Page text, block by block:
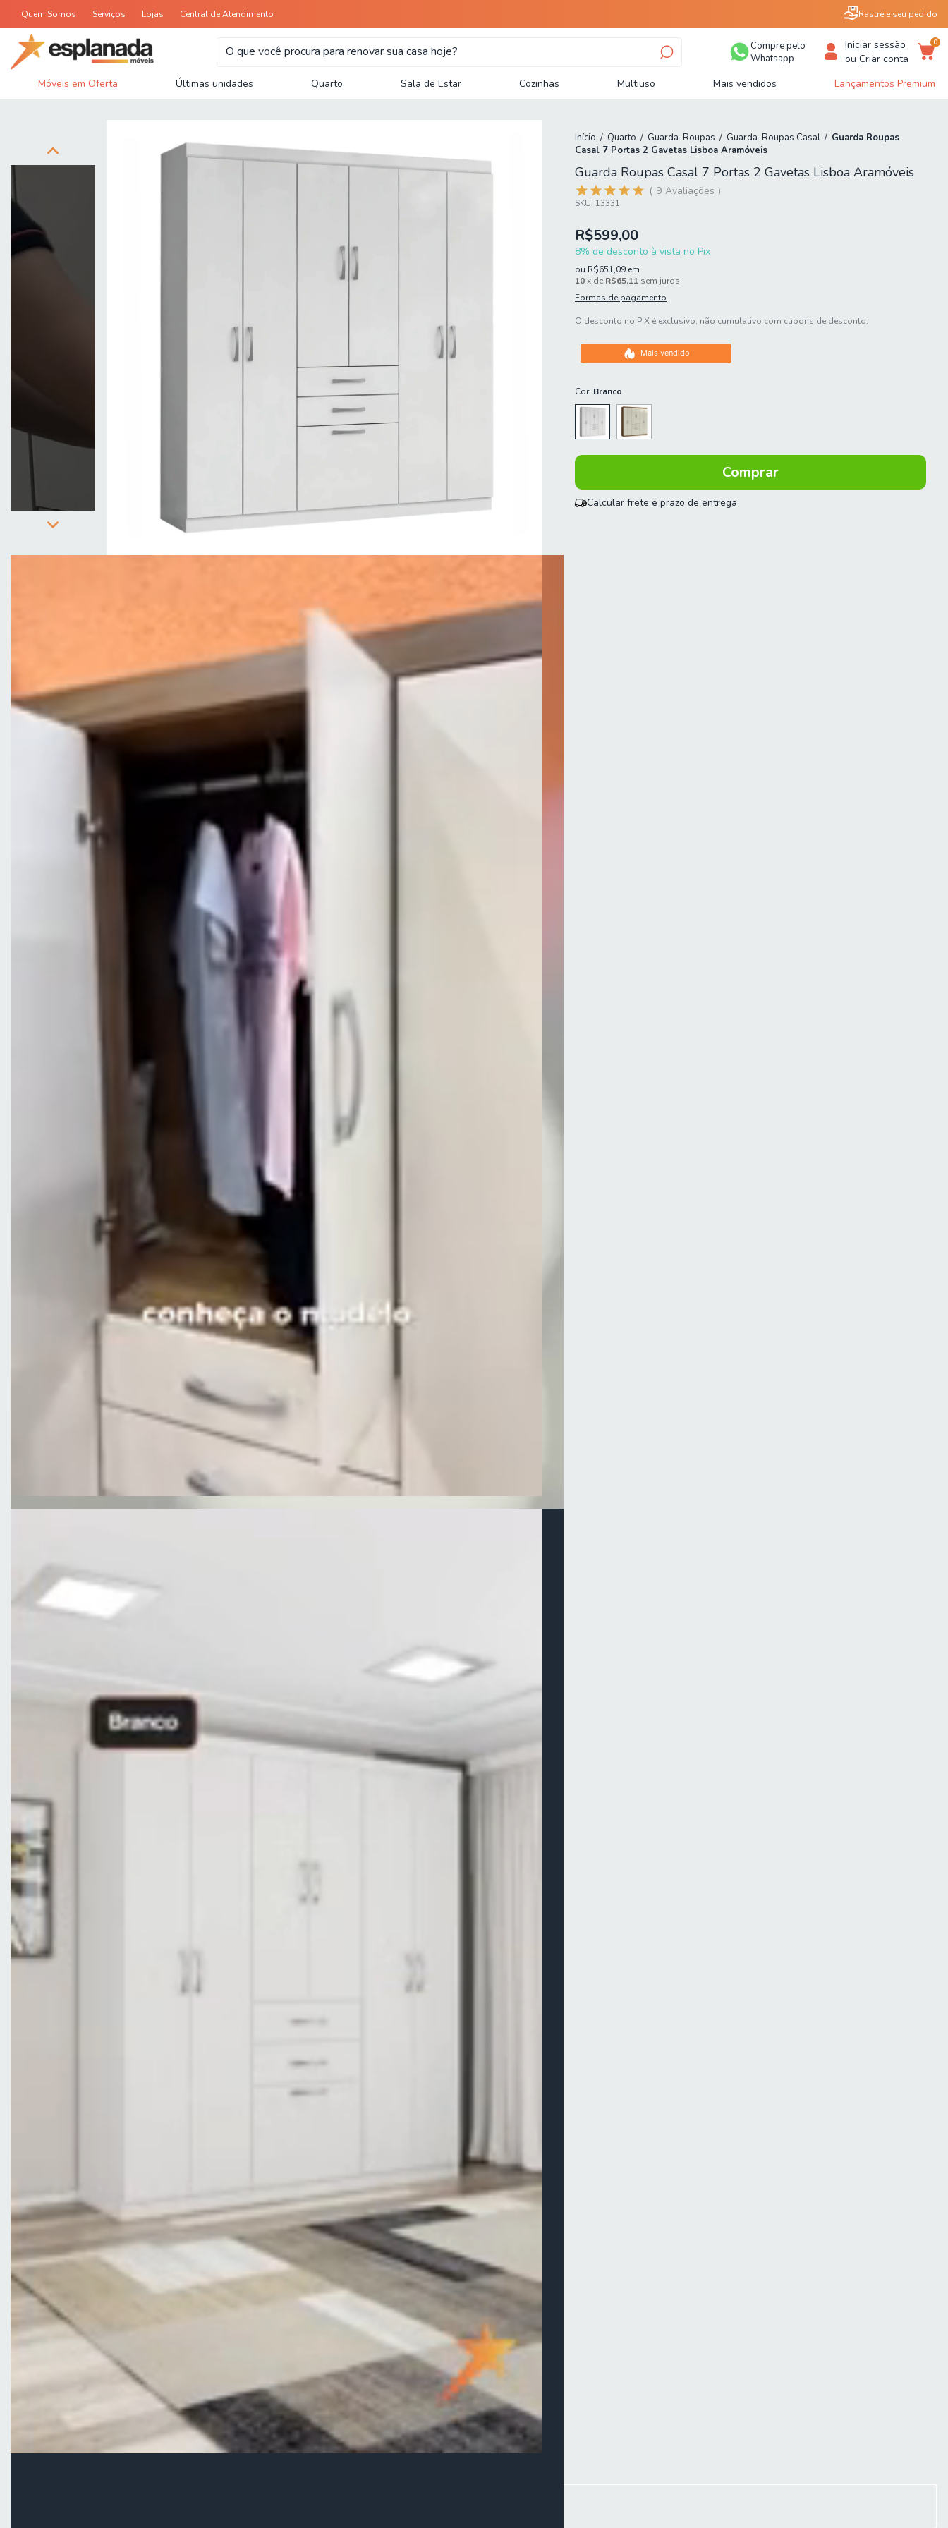
Quem Somos Serviços Lojas Central de Atendimento Rastreie seu pedido
Compre pelo
Whatsapp
Iniciar sessão
ou Criar conta
0
Móveis em Oferta Últimas unidades Quarto Sala de Estar Cozinhas Multiuso Mais vendidos Lançamentos Premium
Início / Quarto / Guarda-Roupas / Guarda-Roupas Casal / Guarda Roupas
Casal 7 Portas 2 Gavetas Lisboa Aramóveis
Guarda Roupas Casal 7 Portas 2 Gavetas Lisboa Aramóveis
9 Avaliações
SKU: 13331
R$599,00
8% de desconto à vista no Pix
ou R$651,09 em
10x de R$65,11 sem juros
Formas de pagamento
O desconto no PIX é exclusivo, não cumulativo com cupons de desconto.
Mais vendido
Cor: Branco
Calcular frete e prazo de entrega